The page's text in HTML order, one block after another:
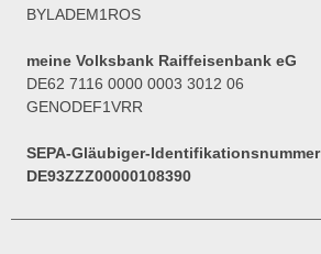
BYLADEM1ROS
meine Volksbank Raiffeisenbank eG
DE62 7116 0000 0003 3012 06
GENODEF1VRR
SEPA-Gläubiger-Identifikationsnummer
DE93ZZZ00000108390